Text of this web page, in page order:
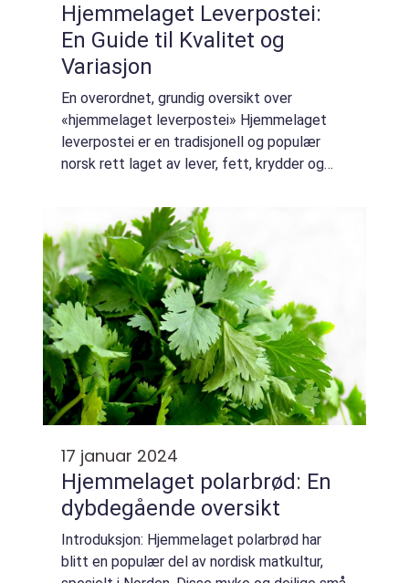
Hjemmelaget Leverpostei:
En Guide til Kvalitet og
Variasjon
En overordnet, grundig oversikt over
«hjemmelaget leverpostei» Hjemmelaget
leverpostei er en tradisjonell og populær
norsk rett laget av lever, fett, krydder og
som har vært en del av norsk ma...
17 januar 2024
Hjemmelaget polarbrød: En
dybdegående oversikt
Introduksjon: Hjemmelaget polarbrød har
blitt en populær del av nordisk matkultur,